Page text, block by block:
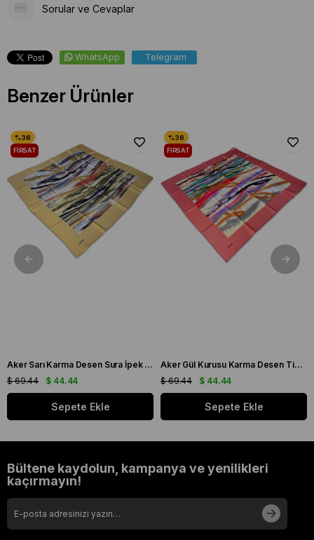
Sorular ve Cevaplar
WhatsApp Telegram
Benzer Ürünler
Aker Sarı Karma Desen Sura İpek Eşarp 8808701 - 361
$ 44.44
$ 69.44
Sepete Ekle
FIRSAT
ÜRÜNÜ
Aker Gül Kurusu Karma Desen Tivil İpek Eşarp 8808713 - 991
$ 44.44
$ 69.44
Sepete Ekle
FIRSAT
Bültene kaydolun, kampanya ve yenilikleri
kaçırmayın!